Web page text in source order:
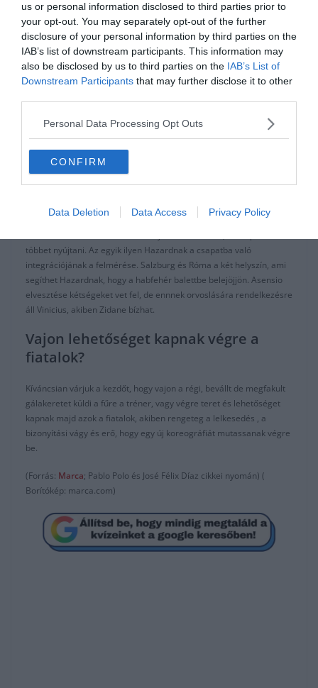
us or personal information disclosed to third parties prior to
your opt-out. You may separately opt-out of the further
disclosure of your personal information by third parties on the
IAB’s list of downstream participants. This information may
also be disclosed by us to third parties on the IAB’s List of
Downstream Participants that may further disclose it to other
Personal Data Processing Opt Outs
CONFIRM
Data Deletion Data Access Privacy Policy
Courtois is felépült, már ha ez jó hír (sicc!). Zidane reméli, hogy a
játékban végre valami más is megmutatkozik, végre valami mást is
láthatunk majd. Nem tartott sajtótájékoztatót a meccs előtt, és nem
kíván tartani. Egy barátságos mérkőzés miatt nem kell
magyarázkodni, mert abban bízik, hogy majd a játékosai beszélnek
helyette a pályán.
Madridban ezen a héten azon dolgoznak, hogy a Liga rajtjára jó
formát mutassanak. Amíg a játékosok Salzburgban lépnek gyepre,
Pogba leigazolása érdekében. Különösen Pogba igazolásáért,
Zidane szeptember 2-ig csodát vár. Akkor zár a spanyol transzfer
hogy a Premier ajtajai bezárulnak. Az első meccsek felhívták a klub
figyelmét a hiányosságokra, bár tudják, hogy Zidane
többet nyújtani. Az egyik ilyen Hazardnak a csapatba való
integrációjának a felmérése. Salzburg és Róma a két helyszín, ami
segíthet Hazardnak, hogy a habfehér balettbe belejöjjön. Asensio
elvesztése kétségeket vet fel, de ennnek orvoslására rendelkezésre
áll Vinicius, akiben Zidane bízhat.
Vajon lehetőséget kapnak végre a
fiatalok?
Kíváncsian várjuk a kezdőt, hogy vajon a régi, bevállt de megfakult
gálakeretet küldi a fűre a tréner, vagy végre teret és lehetőséget
kapnak majd azok a fiatalok, akiben rengeteg a lelkesedés , a
bizonyítási vágy és erő, hogy egy új koreográfiát mutassanak végre
be.
(Forrás: Marca; Pablo Polo és José Félix Díaz cikkei nyomán) (
Borítókép: marca.com)